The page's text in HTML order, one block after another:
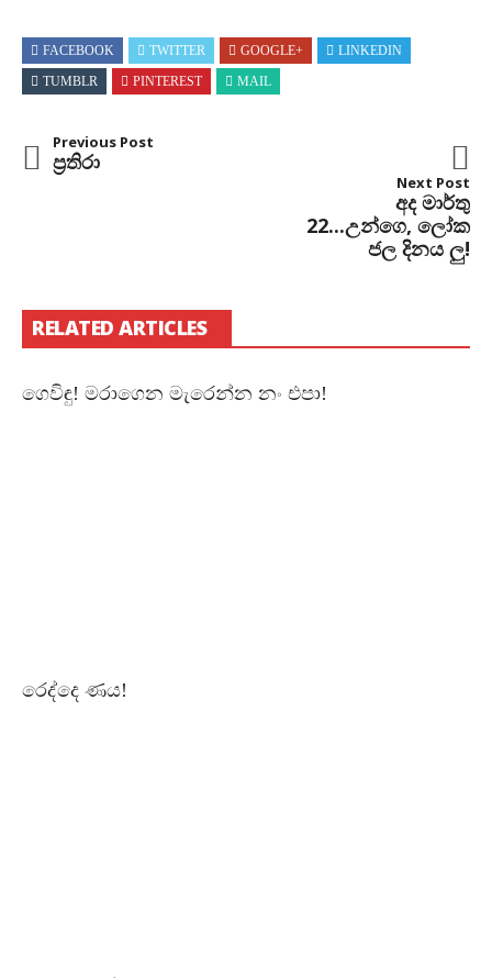
FACEBOOK TWITTER GOOGLE+
LINKEDIN
TUMBLR
PINTEREST MAIL
Previous Post
ප්‍රතිරා
Next Post
අද මාර්තු
22...උන්ගෙ, ලෝක
ජල දිනය ලු!
RELATED ARTICLES
ගෙවිඳු! මරාගෙන මැරෙන්න නං එපා!
රෙද්දෙ ණය!